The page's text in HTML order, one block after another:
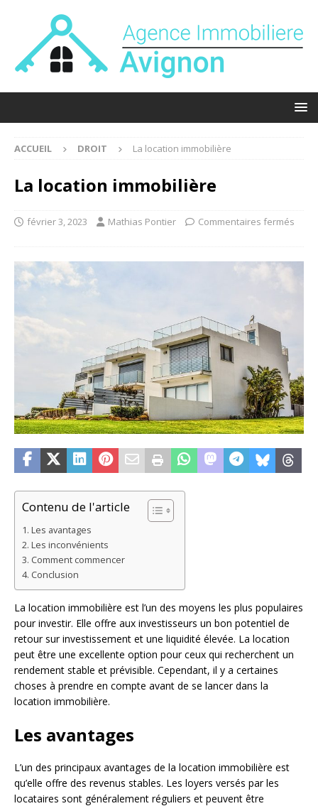
ACCUEIL DROIT La location immobilière
La location immobilière
février 3, 2023 Mathias Pontier Commentaires fermés
Contenu de l'article
Les avantages
Les inconvénients
Comment commencer
Conclusion
La location immobilière est l’un des moyens les plus populaires
pour investir. Elle offre aux investisseurs un bon potentiel de
retour sur investissement et une liquidité élevée. La location
peut être une excellente option pour ceux qui recherchent un
rendement stable et prévisible. Cependant, il y a certaines
choses à prendre en compte avant de se lancer dans la
location immobilière.
Les avantages
L’un des principaux avantages de la location immobilière est
qu’elle offre des revenus stables. Les loyers versés par les
locataires sont généralement réguliers et peuvent être